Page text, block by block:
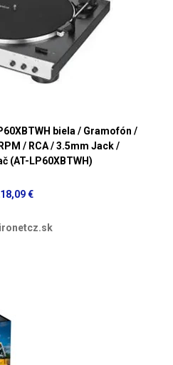
biela / Gramofón /
/ RCA / 3.5mm Jack /
(AT-LP60XBTWH)
€